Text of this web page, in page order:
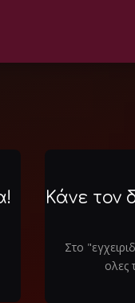
Κάνε τον
Στο
ολες